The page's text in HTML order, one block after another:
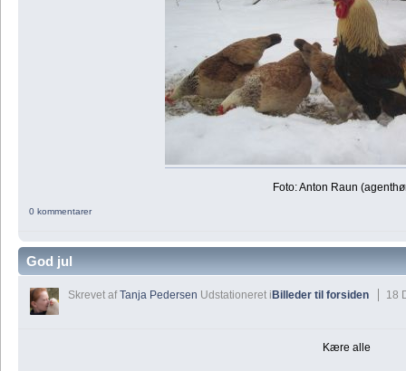
Foto: Anton Raun
0 kommentarer
God jul
Skrevet afTanja Pedersen Udstationeret i Billeder til forsiden 18
Kære alle